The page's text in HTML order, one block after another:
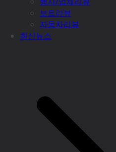
보트리뷰
자동차리뷰
최신뉴스